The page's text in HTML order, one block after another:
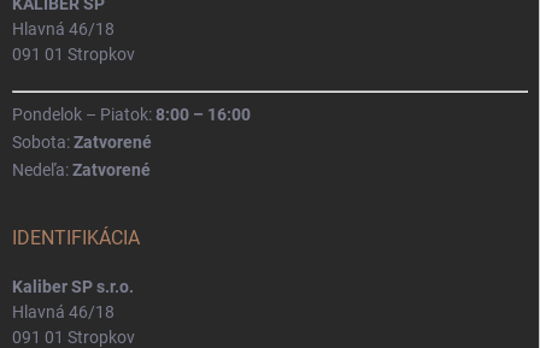
Hlavná 46/18
091 01 Stropkov
Pondelok – Piatok:8:00 – 16:00
Sobota:Zatvorené
Nedeľa:Zatvorené
IDENTIFIKÁCIA
Kaliber SP s.r.o.
Hlavná 46/18
091 01 Stropkov